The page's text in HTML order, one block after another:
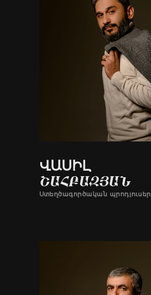
ՎԱՍԻԼ
ՇԱՀԲԱԶՅԱՆ
Ստեղծագործական պրոդյուսեր